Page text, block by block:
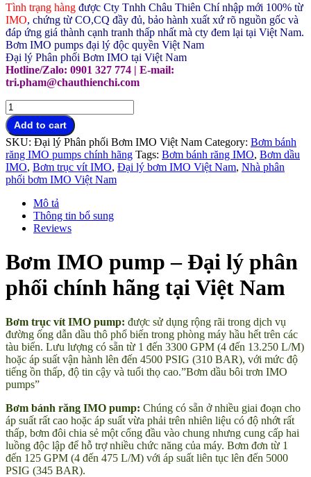
Tình trạng hàng được Cty Tnhh Châu Thiên Chí nhập mới 100% từ
IMO, chứng từ CO,CQ đầy đủ, bảo hành xuất xứ rõ nguồn gốc và
đáp ứng giá thành cạnh tranh thấp nhất mà cty đem lại tại Việt Nam.
Bơm IMO pumps đại lý độc quyền Việt Nam
Đại lý Phân phối Bơm IMO tại Việt Nam
Hotline/Zalo: 0901 327 774 | E-mail:
tri.pham@chauthienchi.com
Bơm
trục
vít
IMO
pumps
đại
lý
hãng
Vietnam
quantity
Add to cart
SKU: Đại lý Phân phối Bơm IMO Việt Nam Category: Bơm bánh
răng IMO pumps chính hãng Tags: Bơm bánh răng IMO, Bơm dầu
IMO, Bơm trục vít IMO, Đại lý bơm IMO Việt Nam, Nhà phân
phối bơm IMO Việt Nam
Mô tả
Thông tin bổ sung
Reviews
Bơm IMO pump – Đại lý phân
phối chính hãng tại Việt Nam
Bơm trục vít IMO pump: được sử dụng rộng rãi trong dịch vụ
đường ống dẫn dầu thô phổ biến trong phòng máy hầu hết trên các
tàu biển. Lưu lượng có sẵn từ 1 đến 3300 GPM (4 đến 13.250 L/M)
hoặc áp suất vận hành lên đến 4500 PSIG (310 BAR), với mức độ
tiếng ồn thấp, độ tin cậy và tuổi thọ cao.”Bơm dầu bôi trơn IMO
pumps”
Bơm bánh răng IMO pump: Chúng có sẵn ở nhiều giai đoạn cho
áp suất rất cao hoặc áp suất vừa phải trên nhiên liệu có độ nhớt rất
thấp, bơm đôi chia sẻ một cổng đầu vào chung nhưng cung cấp hai
luồng độc lập để hỗ trợ nhiều chức năng của máy. Bơm đơn từ 1
đến 125 GPM (4 đến 475 L/M) với áp suất liên tục lên đến 5000
PSIG (345 BAR).